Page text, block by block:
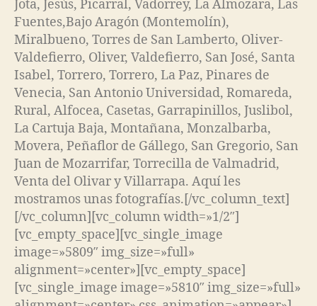
Jota, Jesús, Picarral, Vadorrey, La Almozara, Las
Fuentes,Bajo Aragón (Montemolín),
Miralbueno, Torres de San Lamberto, Oliver-
Valdefierro, Oliver, Valdefierro, San José, Santa
Isabel, Torrero, Torrero, La Paz, Pinares de
Venecia, San Antonio Universidad, Romareda,
Rural, Alfocea, Casetas, Garrapinillos, Juslibol,
La Cartuja Baja, Montañana, Monzalbarba,
Movera, Peñaflor de Gállego, San Gregorio, San
Juan de Mozarrifar, Torrecilla de Valmadrid,
Venta del Olivar y Villarrapa. Aquí les
mostramos unas fotografías.[/vc_column_text]
[/vc_column][vc_column width=»1/2″]
[vc_empty_space][vc_single_image
image=»5809″ img_size=»full»
alignment=»center»][vc_empty_space]
[vc_single_image image=»5810″ img_size=»full»